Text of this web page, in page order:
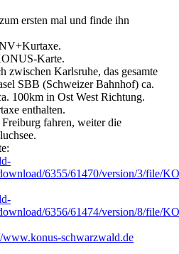
ersten mal und finde ihn
Karte.
zwischen Karlsruhe, das gesamte
SBB (Schweizer Bahnhof) ca.
100km in Ost West Richtung.
enthalten.
fahren, weiter die
6355/61470/version/3/file/
6356/61474/version/8/file/
www.konus-schwarzwald.de